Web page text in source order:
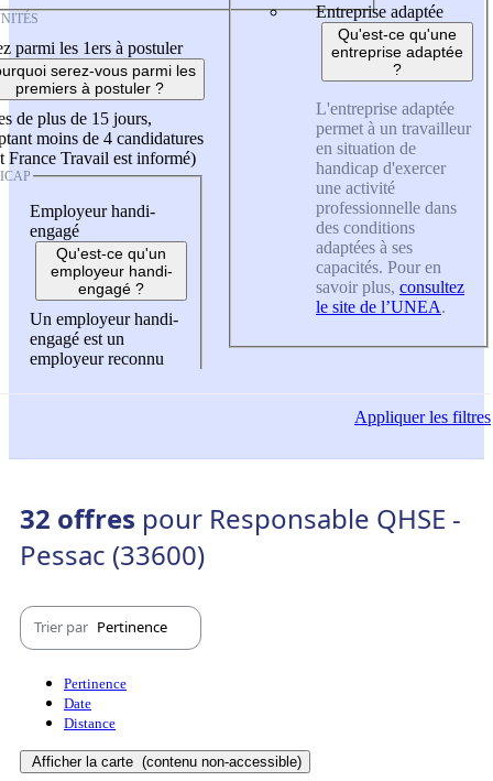
parmi les 1ers à postuler
serez-vous parmi les
premiers à postuler ?
de plus de 15 jours,
moins de 4 candidatures
France Travail est informé)
Employeur handi-
engagé
Qu'est-ce qu'un
employeur handi-
engagé ?
Un employeur handi-
engagé est un
employeur reconnu
Entreprise adaptée
Qu'est-ce qu'une
entreprise adaptée
?
L'entreprise adaptée
permet à un travailleur
en situation de
handicap d'exercer
une activité
professionnelle dans
des conditions
adaptées à ses
capacités. Pour en
savoir plus, consultez
le site de l’UNEA.
Appliquerles filtres
32 offres pour Responsable QHSE -
Pessac (33600)
Trier par Pertinence
Pertinence
Date
Distance
Afficher la carte (contenu non-accessible)